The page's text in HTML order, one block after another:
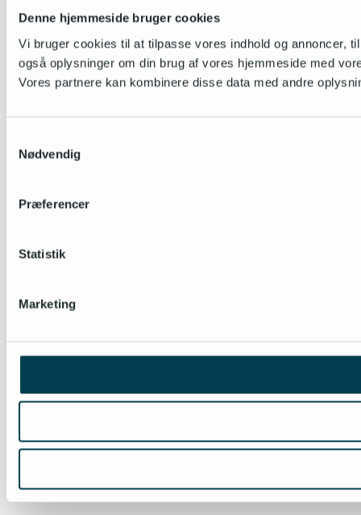
Denne hjemmeside bruger cookies
Vi bruger cookies til at tilpasse vores indhold og annoncer,
også oplysninger om din brug af vores hjemmeside med
Vores partnere kan kombinere disse data med andre
Nødvendig
Præferencer
Statistik
Marketing